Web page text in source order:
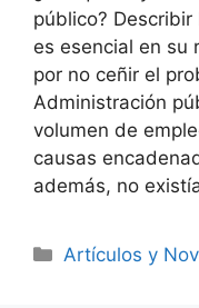
público?
es esencial en su
por no ceñir el
Administración
volumen de
causas
además, no
Artículos y